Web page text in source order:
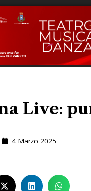
Live:
4 Marzo 2025